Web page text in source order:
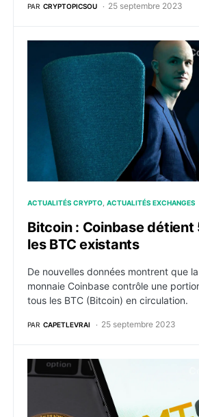
PAR CRYPTOPICSOU 25 septembre 2023
Bitcoin : Coinbase détient 5%
ACTUALITÉS CRYPTO ACTUALITÉS EXCHANGES
Bitcoin : Coinbase détient
les BTC existants
De nouvelles données montrent que
monnaie Coinbase contrôle une
tous les BTC (Bitcoin) en circulation.
PAR CAPETLEVRAI 25 septembre 2023
Bitcoin : Mt.Gox repousse d’un